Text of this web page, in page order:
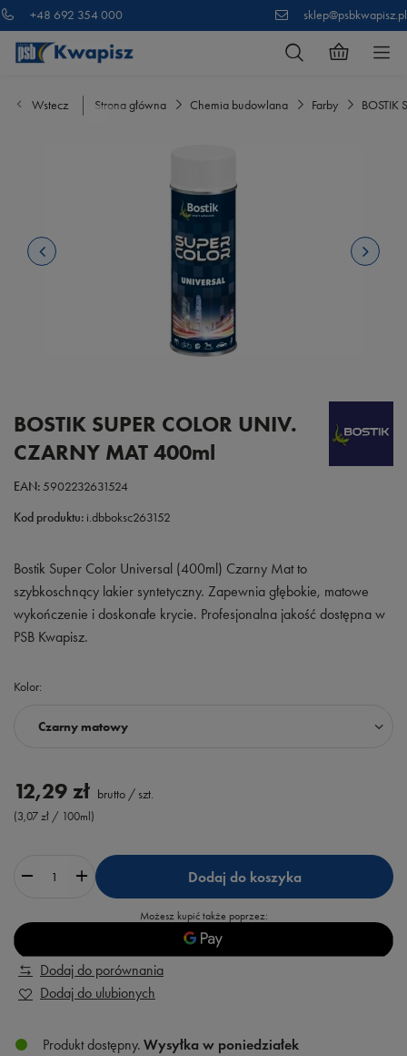
+48 692 354 000 sklep@psbkwapisz.pl
Wstecz Strona główna Chemia budowlana Farby BOSTIK
BOSTIK SUPER COLOR UNIV.
CZARNY MAT 400ml
EAN:5902232631524
Kod produktu: i.dbboksc263152
Bostik Super Color Universal (400ml) Czarny Mat to
szybkoschnący lakier syntetyczny. Zapewnia głębokie, matowe
wykończenie i doskonałe krycie. Profesjonalna jakość dostępna w
PSB Kwapisz.
Kolor
Czarny matowy
12,29 zł brutto / szt.
(3,07 zł / 100ml)
Dodaj do koszyka
Możesz kupić także poprzez:
Dodaj do porównania
Dodaj do ulubionych
Produkt dostępny Wysyłka w poniedziałek